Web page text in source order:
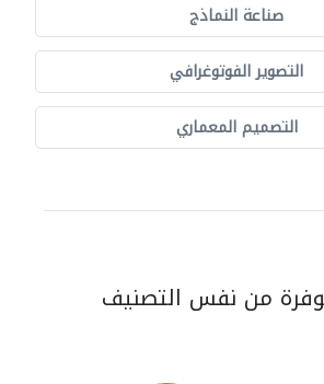
صناعة النماذج
التصوير الفوتوغرافي
التصميم المعماري
من نفس التصنيف